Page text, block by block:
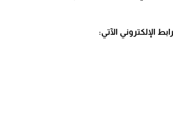
الإلكتروني الآتي: